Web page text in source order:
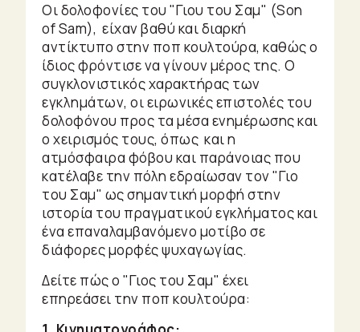
Οι δολοφονίες του "Γιου του Σαμ" (Son
of Sam), είχαν βαθύ και διαρκή
αντίκτυπο στην ποπ κουλτούρα, καθώς ο
ίδιος φρόντισε να γίνουν μέρος της. Ο
συγκλονιστικός χαρακτήρας των
εγκλημάτων, οι ειρωνικές επιστολές του
δολοφόνου προς τα μέσα ενημέρωσης και
ο χειρισμός τους, όπως και η
ατμόσφαιρα φόβου και παράνοιας που
κατέλαβε την πόλη εδραίωσαν τον "Γιο
του Σαμ" ως σημαντική μορφή στην
ιστορία του πραγματικού εγκλήματος και
ένα επαναλαμβανόμενο μοτίβο σε
διάφορες μορφές ψυχαγωγίας.
Δείτε πώς ο "Γιος του Σαμ" έχει
επηρεάσει την ποπ κουλτούρα: